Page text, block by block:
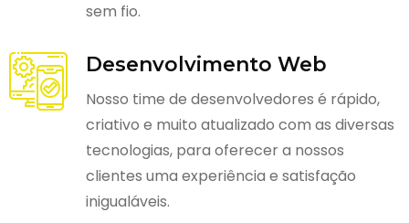
sem fio.
Desenvolvimento Web
Nosso time de desenvolvedores é rápido,
criativo e muito atualizado com as diversas
tecnologias, para oferecer a nossos
clientes uma experiência e satisfação
inigualáveis.